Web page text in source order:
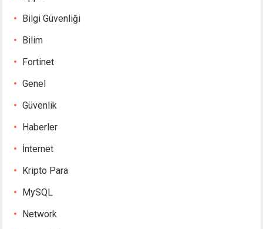
Bilgi Güvenliği
Bilim
Fortinet
Genel
Güvenlik
Haberler
İnternet
Kripto Para
MySQL
Network